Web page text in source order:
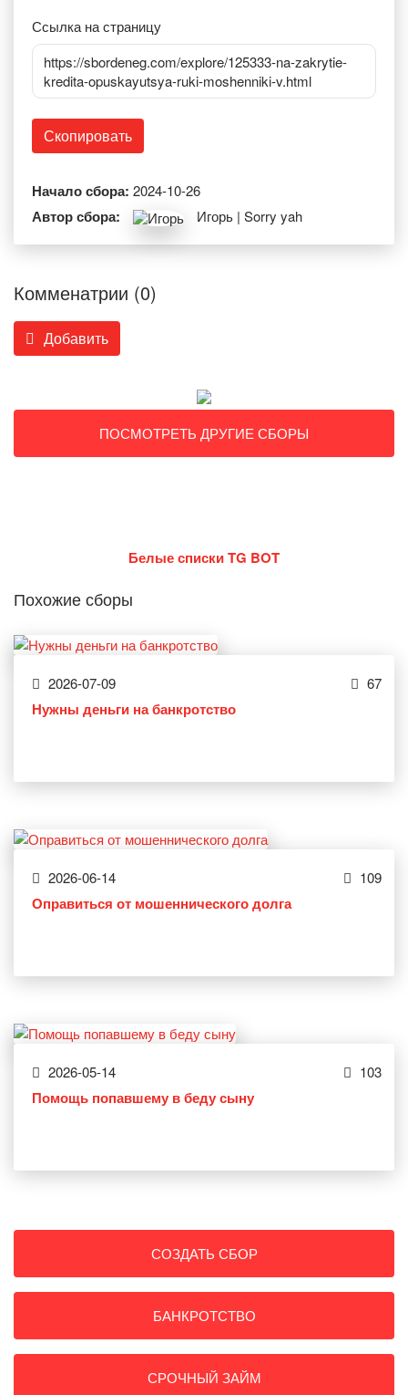
Ссылка на страницу
https://sbordeneg.com/explore/125333-na-zakrytie-
kredita-opuskayutsya-ruki-moshenniki-v.html
Скопировать
Начало сбора: 2024-10-26
Автор сбора: Игорь | Sorry yah
Комменатрии (0)
Добавить
ПОСМОТРЕТЬ ДРУГИЕ СБОРЫ
Белые списки TG BOT
Похожие сборы
2026-07-09 67
Нужны деньги на банкротство
2026-06-14 109
Оправиться от мошеннического долга
2026-05-14 103
Помощь попавшему в беду сыну
СОЗДАТЬ СБОР
БАНКРОТСТВО
СРОЧНЫЙ ЗАЙМ